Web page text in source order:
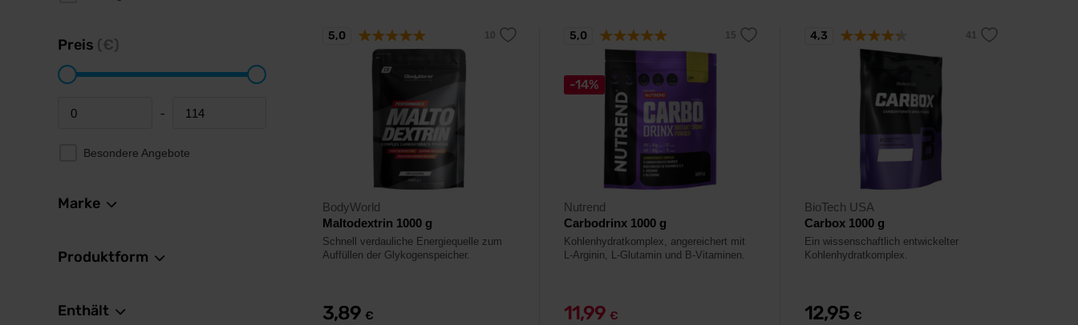
Preis (€)
Minimum price -
Maximum price
Besondere Angebote
Marke
Produktform
Enthält
BodyWorld
Maltodextrin 1000 g
Schnell verdauliche Energiequelle zum
Auffüllen der Glykogenspeicher.
3,89 €
5,0
-14%
Nutrend
Carbodrinx 1000 g
Kohlenhydratkomplex, angereichert mit
L-Arginin, L-Glutamin und B-Vitaminen.
11,99 €
5,0
BioTech USA
Carbox 1000 g
Ein wissenschaftlich entwickelter
Kohlenhydratkomplex.
12,95 €
4,3